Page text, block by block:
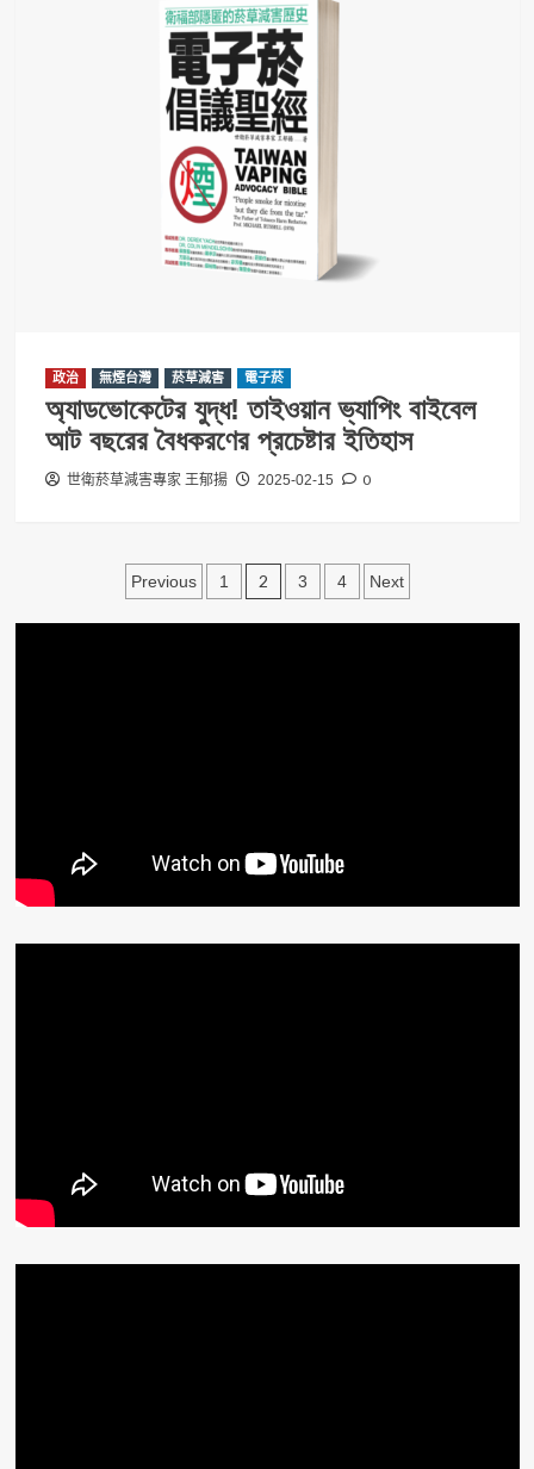
政治 無煙台灣 菸草減害 電子菸
অ্যাডভোকেটের যুদ্ধ! তাইওয়ান ভ্যাপিং বাইবেল
আট বছরের বৈধকরণের প্রচেষ্টার ইতিহাস
世衛菸草減害專家 王郁揚 2025-02-15 0
文
章
Previous 1 2 3 4 Next